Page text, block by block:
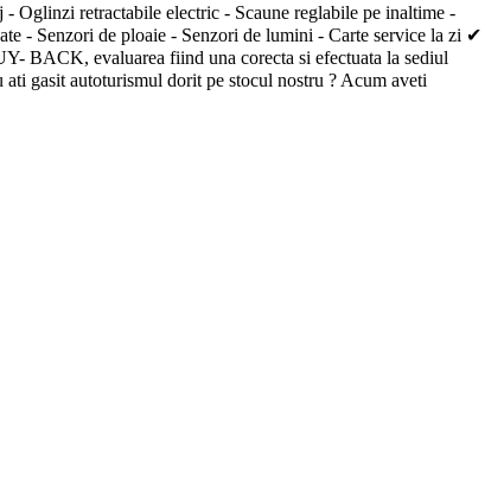
Oglinzi retractabile electric - Scaune reglabile pe inaltime -
- Senzori de ploaie - Senzori de lumini - Carte service la zi ✔
BACK, evaluarea fiind una corecta si efectuata la sediul
gasit autoturismul dorit pe stocul nostru ? Acum aveti